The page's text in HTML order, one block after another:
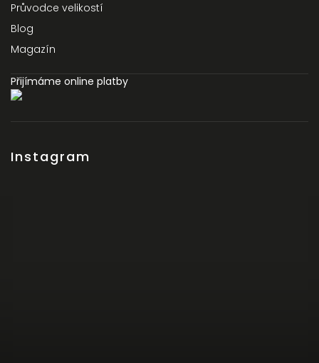
Průvodce velikostí
Blog
Magazín
Přijímáme online platby
Instagram